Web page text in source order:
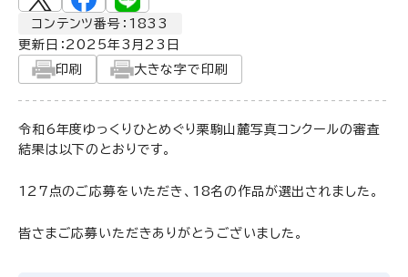
コンテンツ番号：1833
更新日： 2025年3月23日
印刷
大きな字で印刷
令和6年度ゆっくりひとめぐり栗駒山麓写真コンクールの審査
結果は以下のとおりです。
127点のご応募をいただき、18名の作品が選出されました。
皆さまご応募いただきありがとうございました。